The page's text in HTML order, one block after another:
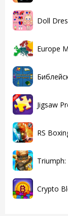
Doll
Europe
Jigsaw
RS
Triumph:
Crypto